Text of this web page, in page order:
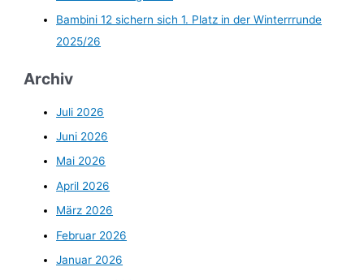
Bambini 12 sichern sich 1. Platz in der Winterrrunde
2025/26
Archiv
Juli 2026
Juni 2026
Mai 2026
April 2026
März 2026
Februar 2026
Januar 2026